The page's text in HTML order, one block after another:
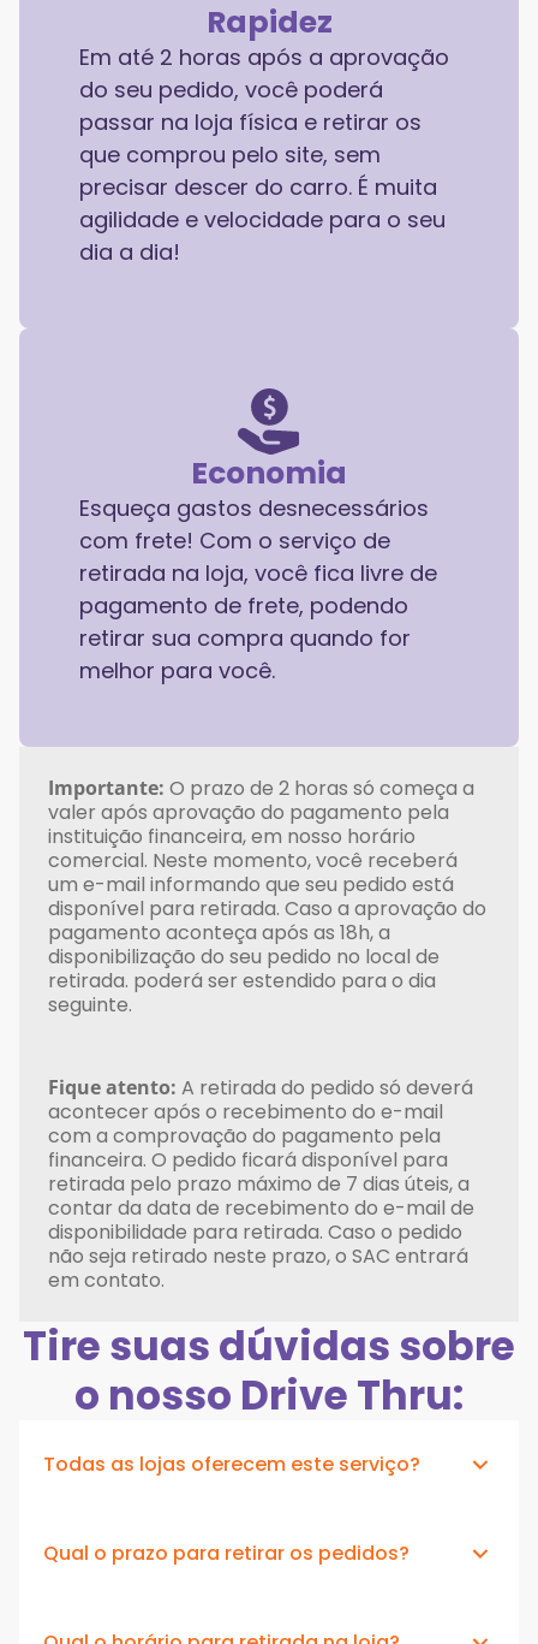
Rapidez
Em até 2 horas após a aprovação
do seu pedido, você poderá
passar na loja física e retirar os
que comprou pelo site, sem
precisar descer do carro. É muita
agilidade e velocidade para o seu
dia a dia!
Economia
Esqueça gastos desnecessários
com frete! Com o serviço de
retirada na loja, você fica livre de
pagamento de frete, podendo
retirar sua compra quando for
melhor para você.
Importante: O prazo de 2 horas só começa a
valer após aprovação do pagamento pela
instituição financeira, em nosso horário
comercial. Neste momento, você receberá
um e-mail informando que seu pedido está
disponível para retirada. Caso a aprovação do
pagamento aconteça após as 18h, a
disponibilização do seu pedido no local de
retirada. poderá ser estendido para o dia
seguinte.
Fique atento: A retirada do pedido só deverá
acontecer após o recebimento do e-mail
com a comprovação do pagamento pela
financeira. O pedido ficará disponível para
retirada pelo prazo máximo de 7 dias úteis, a
contar da data de recebimento do e-mail de
disponibilidade para retirada. Caso o pedido
não seja retirado neste prazo, o SAC entrará
em contato.
Tire suas dúvidas sobre
o nosso Drive Thru:
Todas as lojas oferecem este serviço?
Engenheiros Rebouças, 1826 - Rebouças
Qual o prazo para retirar os pedidos?